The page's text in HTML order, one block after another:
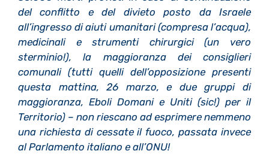
del conflitto e del divieto posto da Israele
all’ingresso di aiuti umanitari (compresa l’acqua),
medicinali e strumenti chirurgici (un vero
sterminio!),la maggioranza dei consiglieri
comunali (tutti quelli dell’opposizione presenti
questa mattina, 26 marzo, e due gruppi di
maggioranza, Eboli Domani e Uniti (sic!) per il
Territorio) – non riescano ad esprimere nemmeno
una richiesta di cessate il fuoco, passata invece
al Parlamento italiano e all’ONU!